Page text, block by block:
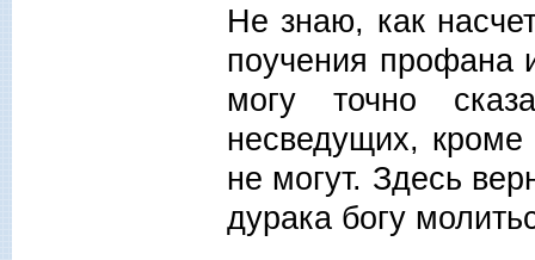
Не знаю, как
поучения профана
могу точно
несведущих, кроме
не могут. Здесь
дурака богу